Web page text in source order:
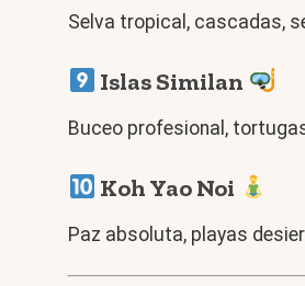
Selva tropical, cascadas,
Islas Similan
Buceo profesional,
Koh Yao Noi
Paz absoluta, playas